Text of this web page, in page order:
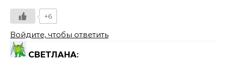
+6
Войдите, чтобы ответить
СВЕТЛАНА: